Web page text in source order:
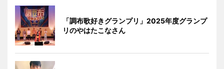
「調布歌好きグランプリ」2025年度グランプ
リのやはたこなさん